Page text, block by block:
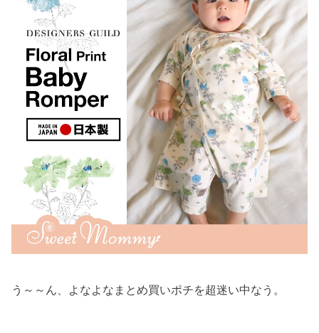
う～～ん、よなよなまとめ買いポチを超迷い中なう。